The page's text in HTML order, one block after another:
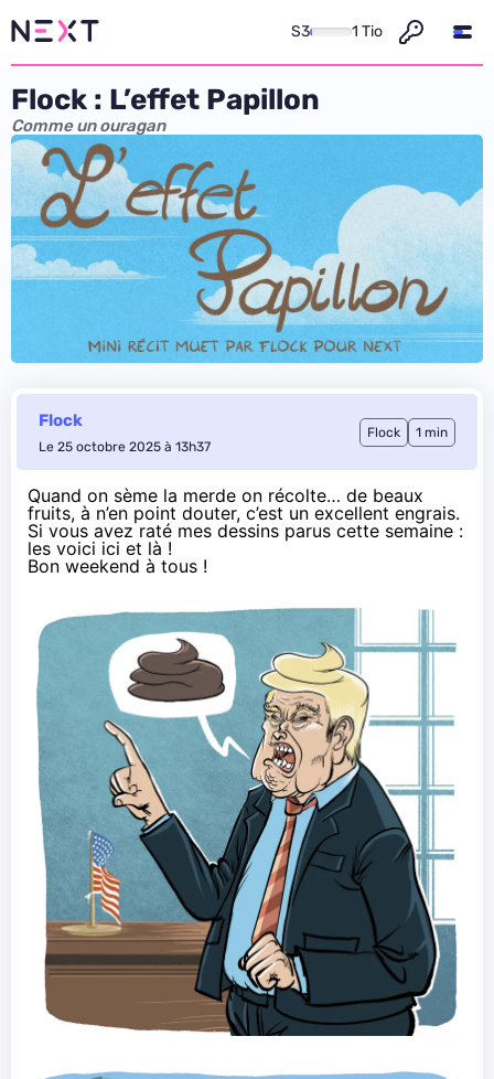
S3 1 Tio
Flock : L’effet Papillon
Comme un ouragan
Flock
Le 25 octobre 2025 à 13h37
Flock 1 min
Quand on sème la merde on récolte… de beaux
fruits, à n’en point douter, c’est un excellent engrais.
Si vous avez raté mes dessins parus cette semaine :
les voici ici et là !
Bon weekend à tous !